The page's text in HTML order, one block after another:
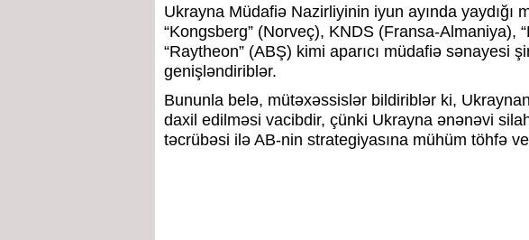
Ukrayna Müdafiə Nazirliyinin iyun ayında yaydığı
“Kongsberg” (Norveç), KNDS (Fransa-Almaniya),
“Raytheon” (ABŞ) kimi aparıcı müdafiə sənayesi
genişləndiriblər.
Bununla belə, mütəxəssislər bildiriblər ki,
daxil edilməsi vacibdir, çünki Ukrayna ənənəvi
təcrübəsi ilə AB-nin strategiyasına mühüm töhfə